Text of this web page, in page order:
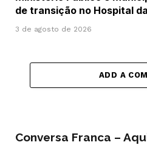
de transição no Hospital
3 de agosto de 2026
ADD A
Conversa Franca –